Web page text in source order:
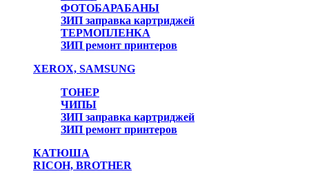
ФОТОБАРАБАНЫ
ЗИП заправка картриджей
ТЕРМОПЛЕНКА
ЗИП ремонт принтеров
XEROX, SAMSUNG
ТОНЕР
ЧИПЫ
ЗИП заправка картриджей
ЗИП ремонт принтеров
КАТЮША
RICOH, BROTHER